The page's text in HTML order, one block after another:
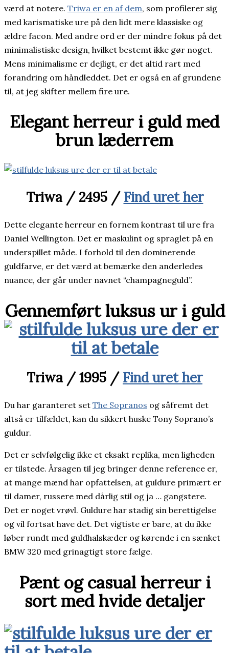
værd at notere. Triwa er en af dem, som profilerer sig
med karismatiske ure på den lidt mere klassiske og
ældre facon. Med andre ord er der mindre fokus på det
minimalistiske design, hvilket bestemt ikke gør noget.
Mens minimalisme er dejligt, er det altid rart med
forandring om håndleddet. Det er også en af grundene
til, at jeg skifter mellem fire ure.
Elegant herreur i guld med
brun læderrem
Triwa / 2495 / Find uret her
Dette elegante herreur en fornem kontrast til ure fra
Daniel Wellington. Det er maskulint og spraglet på en
underspillet måde. I forhold til den dominerende
guldfarve, er det værd at bemærke den anderledes
nuance, der går under navnet “champagneguld”.
Gennemført luksus ur i guld
Triwa / 1995 / Find uret her
Du har garanteret set The Sopranos og såfremt det
altså er tilfældet, kan du sikkert huske Tony Soprano’s
guldur.
Det er selvfølgelig ikke et eksakt replika, men ligheden
er tilstede. Årsagen til jeg bringer denne reference er,
at mange mænd har opfattelsen, at guldure primært er
til damer, russere med dårlig stil og ja … gangstere.
Det er noget vrøvl. Guldure har stadig sin berettigelse
og vil fortsat have det. Det vigtiste er bare, at du ikke
løber rundt med guldhalskæder og kørende i en sænket
BMW 320 med grinagtigt store fælge.
Pænt og casual herreur i
sort med hvide detaljer